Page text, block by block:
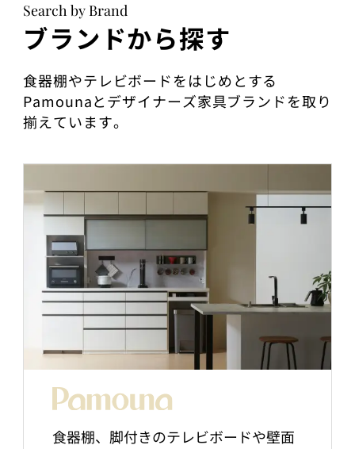
Search by Brand
ブランドから探す
食器棚やテレビボードをはじめとする
Pamounaとデザイナーズ家具ブランドを取り
揃えています。
食器棚、脚付きのテレビボードや壁面